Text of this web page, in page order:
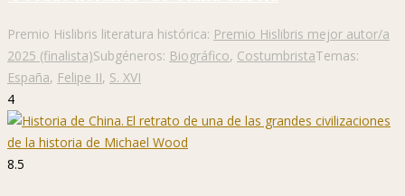
Premio Hislibris literatura histórica: Premio Hislibris mejor autor/a
2025 (finalista)Subgéneros: Biográfico, CostumbristaTemas:
España, Felipe II, S. XVI
4
8.5